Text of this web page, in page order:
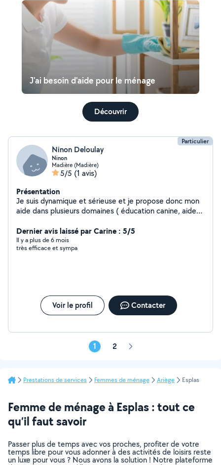
J'ai besoin d'aide pour le ménage
Découvrir
Particulier
Ninon Deloulay
Ninon
Madière (Madière)
5/5 (1 avis)
Présentation
Je suis dynamique et sérieuse et je propose donc mon
aide dans plusieurs domaines ( éducation canine, aide
plusieurs autres services si besoin).
Dernier avis laissé par Carine : 5/5
Il y a plus de 6 mois
très efficace et sympa
Voir le profil Contacter
1 2 Page
Prestations de services Femmes de ménage Ariège Esplas
Femme de ménage à Esplas : tout ce
qu’il faut savoir
Passer plus de temps avec vos proches, profiter de votre
temps libre pour vous adonner à des activités de loisirs reste
un luxe pour vous ? Nous avons la solution ! Notre plateforme